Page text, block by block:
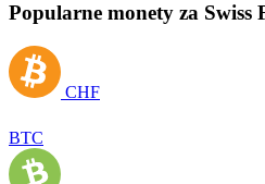
Popularne monety za Swiss
CHF
BTC